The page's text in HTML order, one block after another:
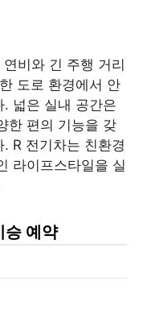
비와 긴 주행 거리
도로 환경에서 안
넓은 실내 공간은
한 편의 기능을 갖
R 전기차는 친환경
라이프스타일을 실
승 예약